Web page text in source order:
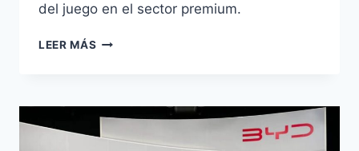
del juego en el sector premium.
LEER MÁS BYD
CV
Y
0-